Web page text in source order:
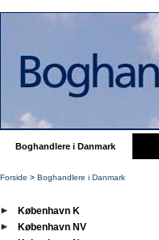
Boghandlere i Danmark
Forside > Boghandlere i Danmark
København K
København NV